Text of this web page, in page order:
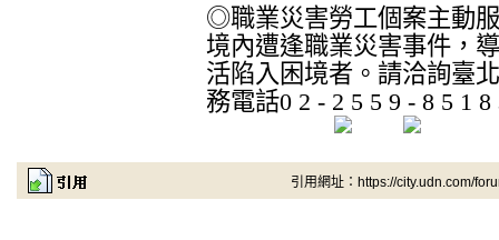
◎職業災害勞工個案主動
境內遭逢職業災害事件，
活陷入困境者。請洽詢臺
務電話0 2 - 2 5 5 9 - 8 5 1 8
引用網址：https://city.udn.com/